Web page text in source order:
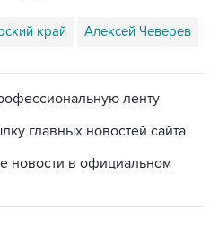
край Алексей Чеверев
ленту
главных новостей сайта
новости в официальном